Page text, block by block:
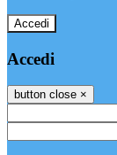
Accedi
Accedi
button close ×